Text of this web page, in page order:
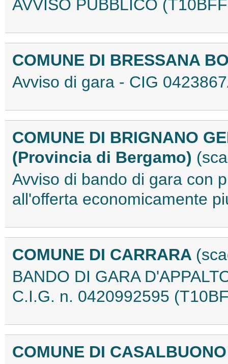
AVVISO PUBBLICO
COMUNE DI BRESSANA
Avviso di gara - CIG
COMUNE DI BRIGNANO
(Provincia di Bergamo)
Avviso di bando di gara con
all'offerta economicamente
COMUNE DI CARRARA
BANDO DI GARA
C.I.G. n. 0420992595
COMUNE DI